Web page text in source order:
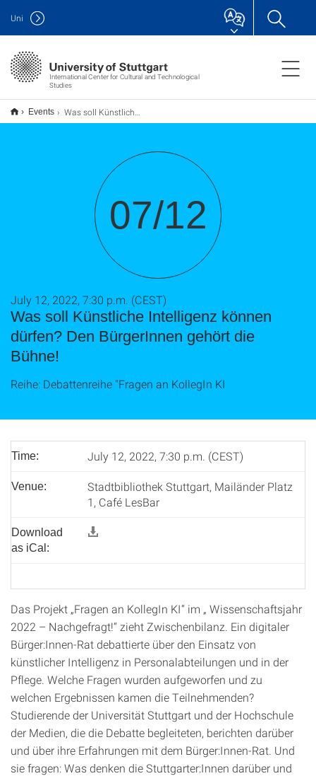
International Center for Cultural and Technological
Studies
Uni
Events Was soll Künstliche Intelligenz können dürfen? Den BürgerInnen gehört die Bühne!
07/12
Was soll Künstliche Intelligenz können
dürfen? Den BürgerInnen gehört die
Bühne!
July 12, 2022, 7:30 p.m. (CEST)
Reihe: Debattenreihe "Fragen an KollegIn KI
Time: July 12, 2022, 7:30 p.m. (CEST)
Venue:
Stadtbibliothek Stuttgart, Mailänder Platz
1, Café LesBar
Download
as iCal:
Das Projekt „Fragen an KollegIn KI“ im „ Wissenschaftsjahr
2022 – Nachgefragt!“ zieht Zwischenbilanz. Ein digitaler
Bürger:Innen-Rat debattierte über den Einsatz von
künstlicher Intelligenz in Personalabteilungen und in der
Pflege. Welche Fragen wurden aufgeworfen und zu
welchen Ergebnissen kamen die Teilnehmenden?
Studierende der Universität Stuttgart und der Hochschule
der Medien, die die Debatte begleiteten, berichten darüber
und über ihre Erfahrungen mit dem Bürger:Innen-Rat. Und
sie fragen: Was denken die Stuttgarter:Innen darüber und